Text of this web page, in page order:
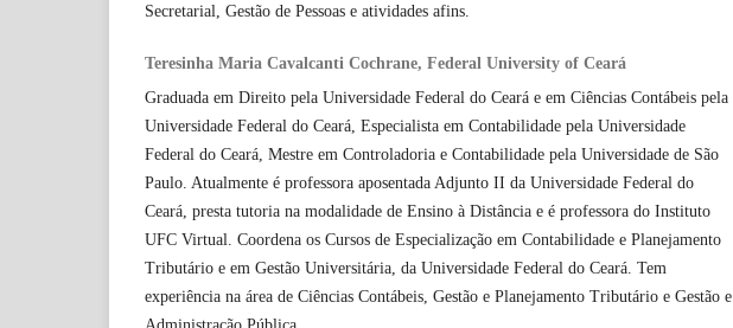
Secretarial, Gestão de Pessoas e atividades afins.
Teresinha Maria Cavalcanti Cochrane, Federal University of Ceará
Graduada em Direito pela Universidade Federal do Ceará e em Ciências Contábeis pela
Universidade Federal do Ceará, Especialista em Contabilidade pela Universidade
Federal do Ceará, Mestre em Controladoria e Contabilidade pela Universidade de São
Paulo. Atualmente é professora aposentada Adjunto II da Universidade Federal do
Ceará, presta tutoria na modalidade de Ensino à Distância e é professora do Instituto
UFC Virtual. Coordena os Cursos de Especialização em Contabilidade e Planejamento
Tributário e em Gestão Universitária, da Universidade Federal do Ceará. Tem
experiência na área de Ciências Contábeis, Gestão e Planejamento Tributário e Gestão e